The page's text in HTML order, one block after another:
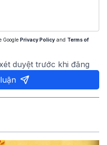
Google Privacy Policy and Terms of
duyệt trước khi đăng